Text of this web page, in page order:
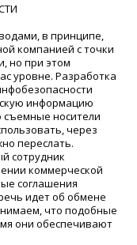
в принципе,
компанией с точки
но при этом
уровне. Разработка
информацию
съемные носители
через
переслать.
сотрудник
коммерческой
соглашения
идет об обмене
что подобные
они обеспечивают